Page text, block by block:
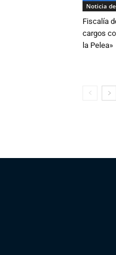
Noticia
Fiscalía
cargos
la Pelea»